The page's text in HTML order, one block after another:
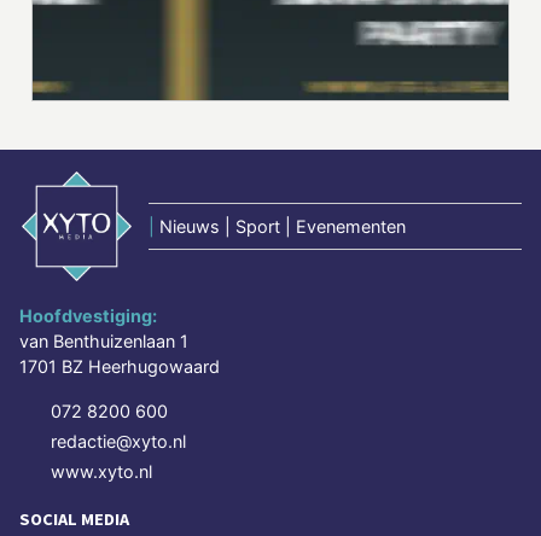
Nieuws | Sport | Evenementen
Hoofdvestiging:
van Benthuizenlaan 1
1701 BZ Heerhugowaard
072 8200 600
redactie@xyto.nl
www.xyto.nl
SOCIAL MEDIA